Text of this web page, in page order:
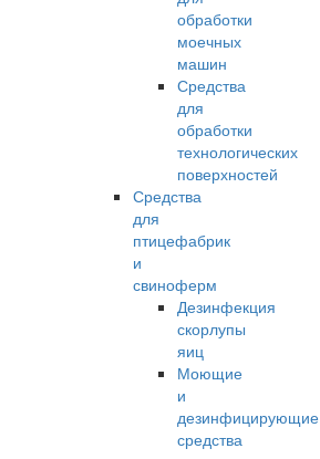
обработки
моечных
машин
Средства
для
обработки
технологических
поверхностей
Средства
для
птицефабрик
и
свиноферм
Дезинфекция
скорлупы
яиц
Моющие
и
дезинфицирующие
средства